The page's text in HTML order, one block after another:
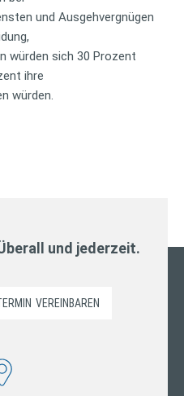
und Ausgehvergnügen
würden sich 30 Prozent
ihre
würden.
und jederzeit.
VEREINBAREN